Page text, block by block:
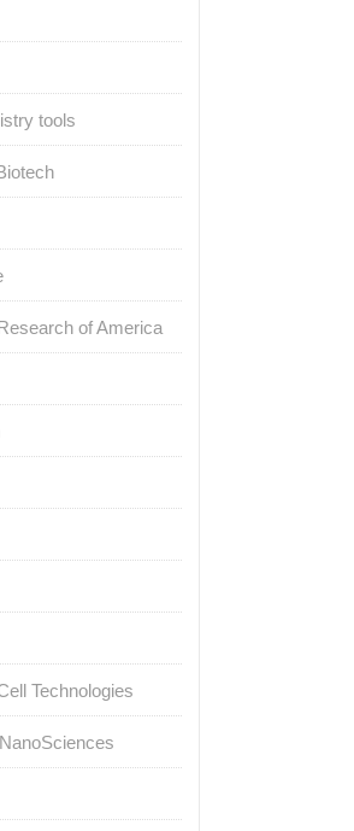
tools
of America
Technologies